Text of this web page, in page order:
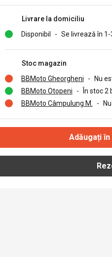
Livrare la domiciliu
Disponibil
- Se livrează în
Stoc magazin
BBMoto Gheorgheni
-
Nu
BBMoto Otopeni
-
În stoc
BBMoto Câmpulung M.
-
Adăugați în